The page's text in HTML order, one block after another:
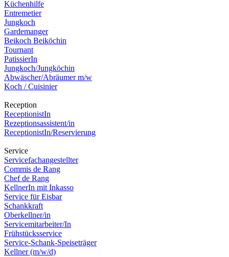
Küchenhilfe
Entremetier
Jungkoch
Gardemanger
Beikoch Beiköchin
Tournant
PatissierIn
Jungkoch/Jungköchin
Abwäscher/Abräumer m/w
Koch / Cuisinier
Reception
ReceptionistIn
Rezeptionsassistent/in
ReceptionistIn/Reservierung
Service
Servicefachangestellter
Commis de Rang
Chef de Rang
KellnerIn mit Inkasso
Service für Eisbar
Schankkraft
Oberkellner/in
Servicemitarbeiter/In
Frühstücksservice
Service-Schank-Speiseträger
Kellner (m/w/d)